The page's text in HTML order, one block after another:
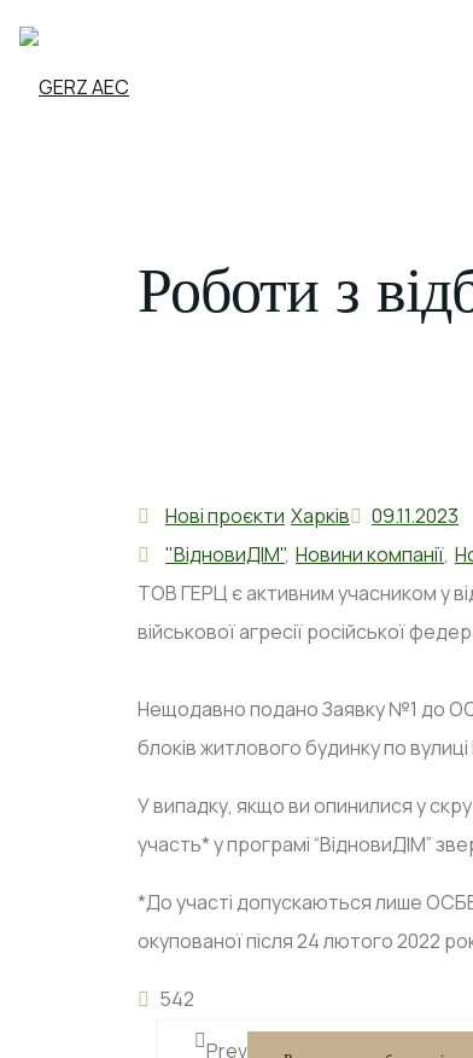
Роботи з
Нові проєкти Харків
09.11.2023
"ВідновиДІМ", Новини компанії,
ТОВ ГЕРЦ є активним учасником у
військової агресії російської
Нещодавно подано Заявку №1 до
блоків житлового будинку по
У випадку, якщо ви опинилися у
участь* у програмі “ВідновиДІМ”
*До участі допускаються лише
окупованої після 24 лютого 2022
542
Prev